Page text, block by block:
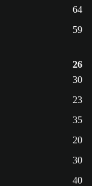
64
59
26
30
23
35
20
30
40